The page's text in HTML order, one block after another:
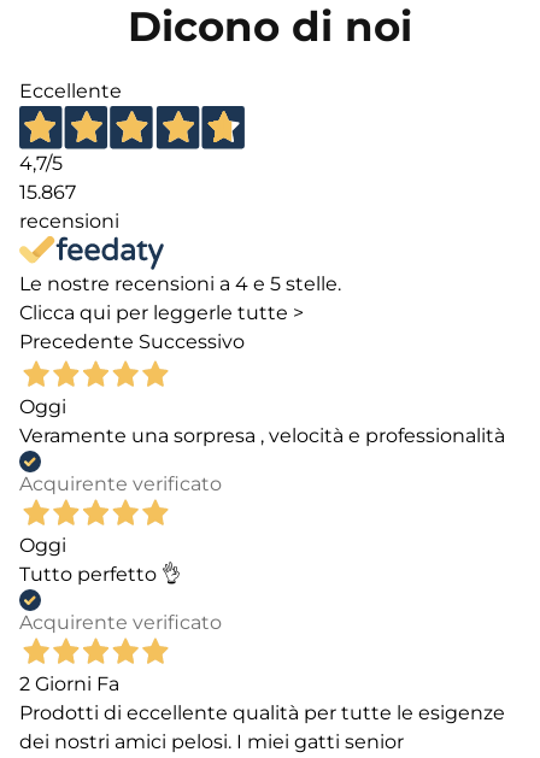
Dicono di noi
Eccellente
4,7/5
15.867
recensioni
Le nostre recensioni a 4 e 5 stelle.
Clicca qui per leggerle tutte >
Precedente Successivo
Oggi
Veramente una sorpresa , velocità e professionalità
Acquirente verificato
Oggi
Tutto perfetto 👌
Acquirente verificato
2 Giorni Fa
Prodotti di eccellente qualità per tutte le esigenze
dei nostri amici pelosi. I miei gatti senior